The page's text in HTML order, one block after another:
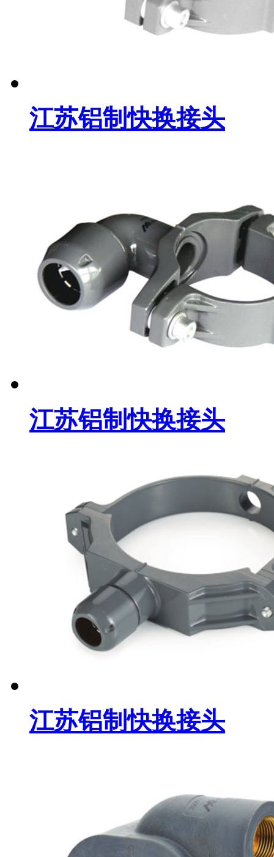
江苏铝制快换接头
江苏铝制快换接头
江苏铝制快换接头